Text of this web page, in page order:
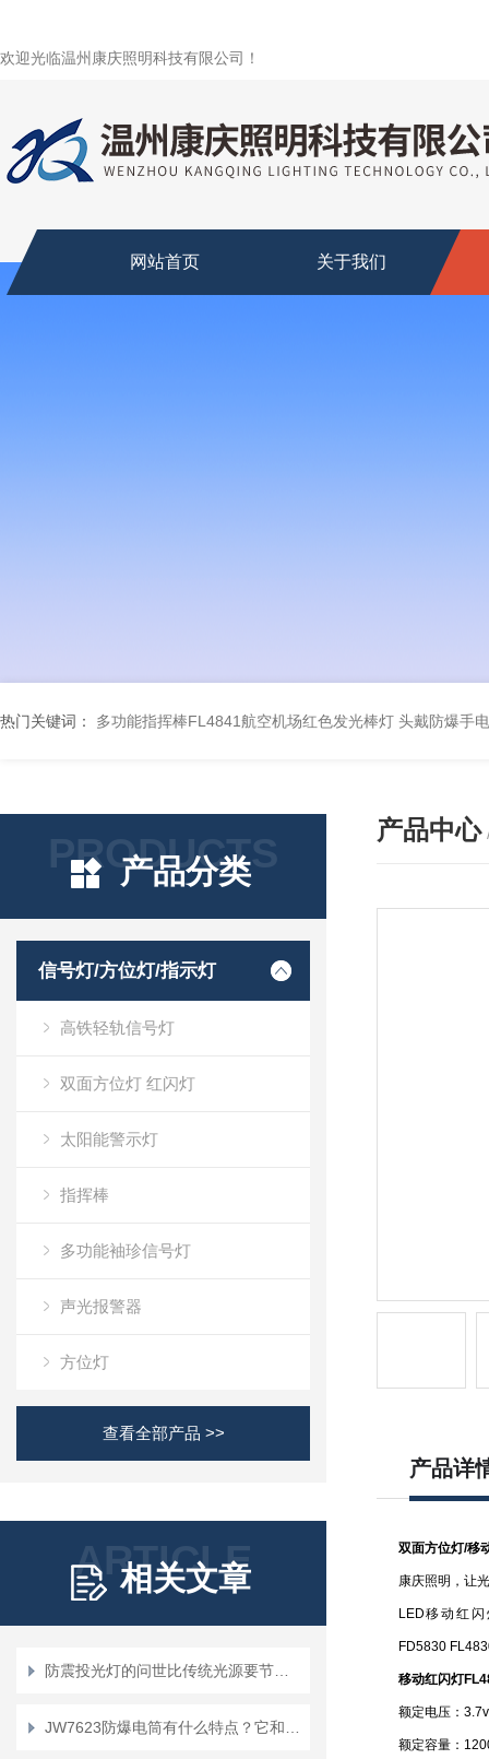
欢迎光临温州康庆照明科技有限公司！
网站首页 关于我们
热门关键词： 多功能指挥棒FL4841航空机场红色发光棒灯 头戴防爆手
PRODUCTS
产品分类
信号灯/方位灯/指示灯
高铁轻轨信号灯
双面方位灯 红闪灯
太阳能警示灯
指挥棒
多功能袖珍信号灯
声光报警器
方位灯
查看全部产品 >>
ARTICLE
相关文章
产品中心
产品详
双面方位灯/移
康庆照明，让
LED移动红
FD5830
移动红闪灯
额定电压：3.7v
额定容量：